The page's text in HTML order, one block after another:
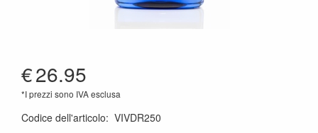
€26.95
*I prezzi sono IVA esclusa
Codice dell'articolo: VIVDR250